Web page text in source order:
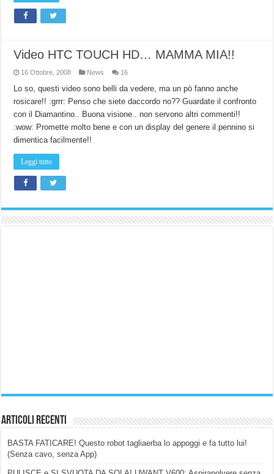
Video HTC TOUCH HD… MAMMA MIA!!
16 Ottobre, 2008 News 16
Lo so, questi video sono belli da vedere, ma un pò fanno anche
rosicare!! :grrr: Penso che siete daccordo no?? Guardate il confronto
con il Diamantino.. Buona visione.. non servono altri commenti!!
:wow: Promette molto bene e con un display del genere il pennino si
dimentica facilmente!!
Leggi tutto
Articoli Recenti
BASTA FATICARE! Questo robot tagliaerba lo appoggi e fa tutto lui!
(Senza cavo, senza App)